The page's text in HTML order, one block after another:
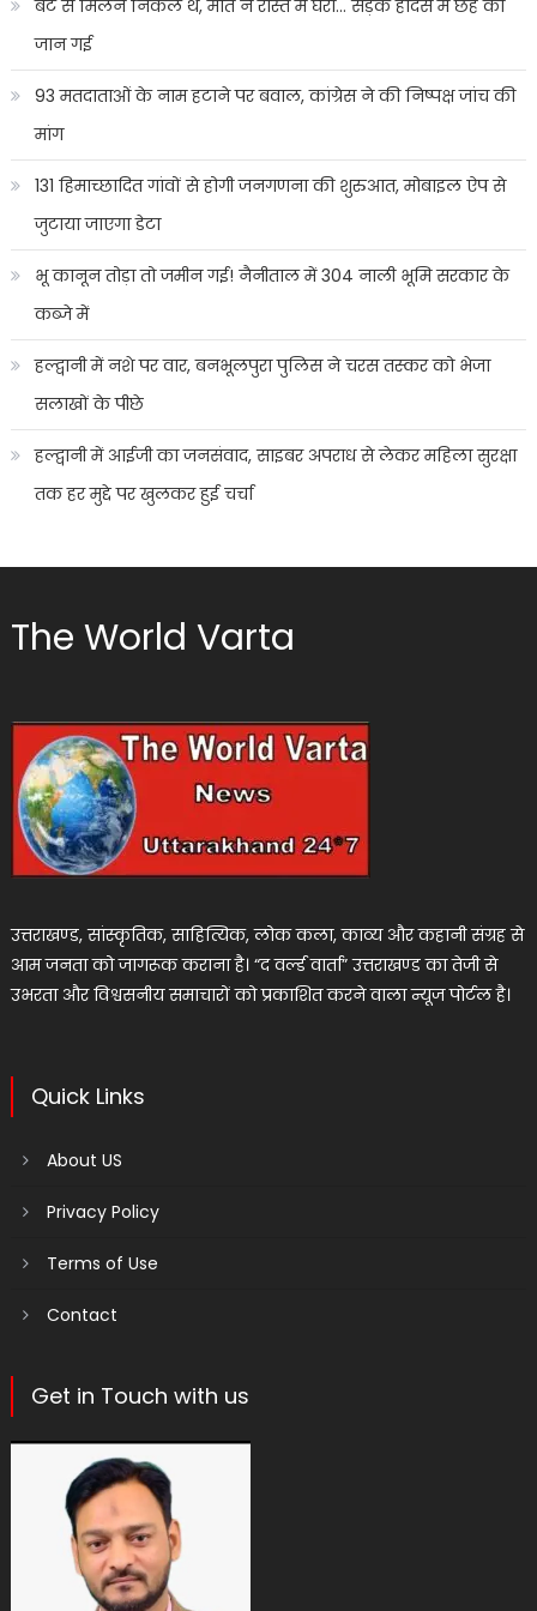
बेटे से मिलने निकले थे, मौत ने रास्ते में घेरा… सड़क हादसे में छह की
जान गई
93 मतदाताओं के नाम हटाने पर बवाल, कांग्रेस ने की निष्पक्ष जांच की
मांग
131 हिमाच्छादित गांवों से होगी जनगणना की शुरुआत, मोबाइल ऐप से
जुटाया जाएगा डेटा
भू कानून तोड़ा तो जमीन गई! नैनीताल में 304 नाली भूमि सरकार के
कब्जे में
हल्द्वानी में नशे पर वार, बनभूलपुरा पुलिस ने चरस तस्कर को भेजा
सलाखों के पीछे
हल्द्वानी में आईजी का जनसंवाद, साइबर अपराध से लेकर महिला सुरक्षा
तक हर मुद्दे पर खुलकर हुई चर्चा
The World Varta
उत्तराखण्ड, सांस्कृतिक, साहित्यिक, लोक कला, काव्य और कहानी संग्रह से
आम जनता को जागरूक कराना है। “द वर्ल्ड वार्ता” उत्तराखण्ड का तेजी से
उभरता और विश्वसनीय समाचारों को प्रकाशित करने वाला न्यूज पोर्टल है।
Quick Links
About US
Privacy Policy
Terms of Use
Contact
Get in Touch with us